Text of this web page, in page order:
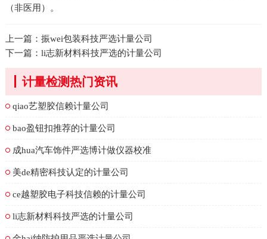
（非医用）。
上一篇： 振wei包装科技严选计量公司
下一篇： li志新材料科技严选的计量公司
计量检测热门资讯
qiao艺塑胶信赖计量公司
bao盈钮扣推荐的计量公司
成hua汽车饰件严选博计做仪器校准
美de精密科技认定的计量公司
ce越塑胶电子科技信赖的计量公司
li志新材料科技严选的计量公司